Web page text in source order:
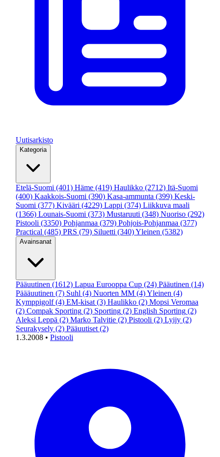
Uutisarkisto
Kategoria
Etelä-Suomi (401) Häme (419) Haulikko (2712) Itä-Suomi
(400) Kaakkois-Suomi (390) Kasa-ammunta (399) Keski-
Suomi (377) Kivääri (4229) Lappi (374) Liikkuva maali
(1366) Lounais-Suomi (373) Mustaruuti (348) Nuoriso (292)
Pistooli (3350) Pohjanmaa (379) Pohjois-Pohjanmaa (377)
Practical (485) PRS (79) Siluetti (340)Yleinen (5382)
Avainsanat
Pääuutinen (1612) Lapua Eurooppa Cup (24) Pääutinen (14)
Päääuutinen (7) Suhl (4) Nuorten MM (4)Yleinen (4)
Kymppigolf (4) EM-kisat (3) Haulikko (2) Mopsi Veromaa
(2) Compak Sporting (2) Sporting (2) English Sporting (2)
Aleksi Leppä (2) Marko Talvitie (2) Pistooli (2) Lyijy (2)
Seurakysely (2) Pääuutiset (2)
1.3.2008 • Pistooli